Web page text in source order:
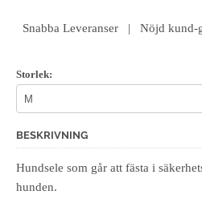
Snabba Leveranser | Nöjd kund-
Storlek:
BESKRIVNING
Hundsele som går att fästa i
hunden.